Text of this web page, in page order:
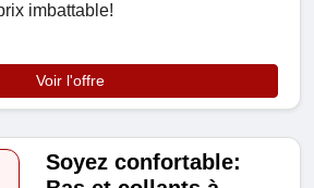
imbattable!
Voir l'offre
Soyez confortable: